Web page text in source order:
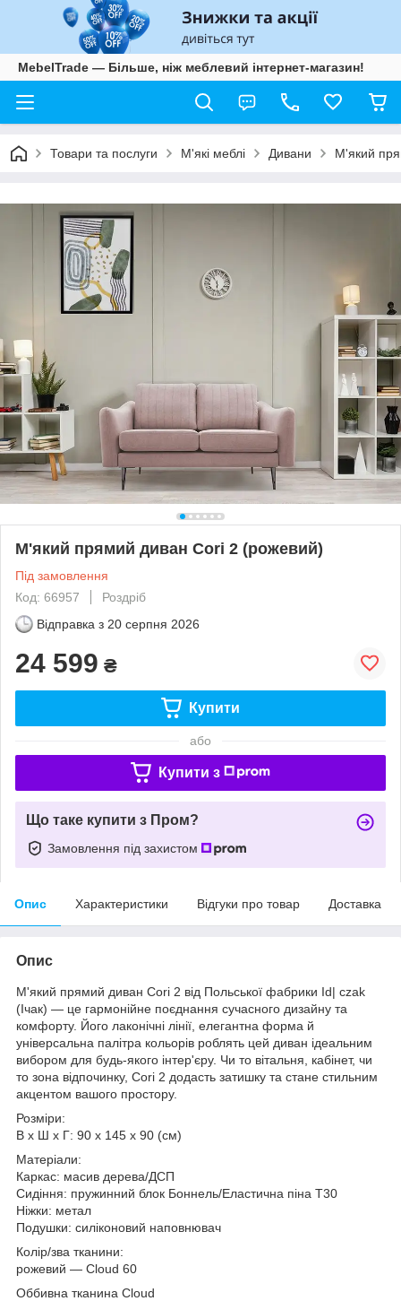
MebelTrade — Більше, ніж меблевий інтернет-магазин!
Товари та послуги М'які меблі Дивани М'який
М'який прямий диван Cori 2 (рожевий)
Під замовлення
Код: 66957
Роздріб
Відправка з 20 серпня 2026
24 599 ₴
Купити
або
Купити з
Що таке купити з Пром?
Замовлення під захистом
Опис Характеристики Відгуки про товар Доставка
Опис
М'який прямий диван Cori 2 від Польської фабрики Id| czak
(Ічак) — це гармонійне поєднання сучасного дизайну та
комфорту. Його лаконічні лінії, елегантна форма й
універсальна палітра кольорів роблять цей диван ідеальним
вибором для будь-якого інтер'єру. Чи то вітальня, кабінет, чи
то зона відпочинку, Cori 2 додасть затишку та стане стильним
акцентом вашого простору.
Розміри:
В х Ш х Г: 90 х 145 х 90 (см)
Матеріали:
Каркас: масив дерева/ДСП
Сидіння: пружинний блок Боннель/Еластична піна Т30
Ніжки: метал
Подушки: силіконовий наповнювач
Колір/зва тканини:
рожевий — Cloud 60
Оббивна тканина Cloud